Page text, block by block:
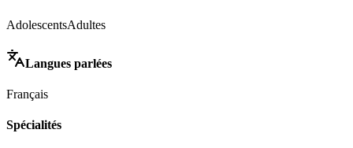
AdolescentsAdultes
Langues parlées
Français
Spécialités